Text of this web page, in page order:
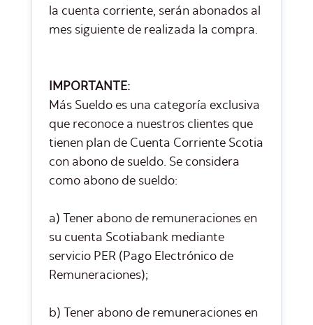
la cuenta corriente, serán abonados al
mes siguiente de realizada la compra.
IMPORTANTE:
Más Sueldo es una categoría exclusiva
que reconoce a nuestros clientes que
tienen plan de Cuenta Corriente Scotia
con abono de sueldo. Se considera
como abono de sueldo:
a) Tener abono de remuneraciones en
su cuenta Scotiabank mediante
servicio PER (Pago Electrónico de
Remuneraciones);
b) Tener abono de remuneraciones en